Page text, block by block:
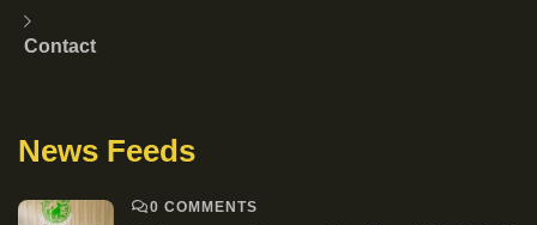
Contact
News Feeds
0 COMMENTS